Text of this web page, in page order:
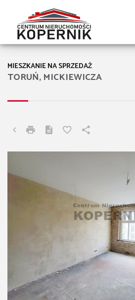
TORUŃ, MICKIEWICZA
MIESZKANIE NA SPRZEDAŻ